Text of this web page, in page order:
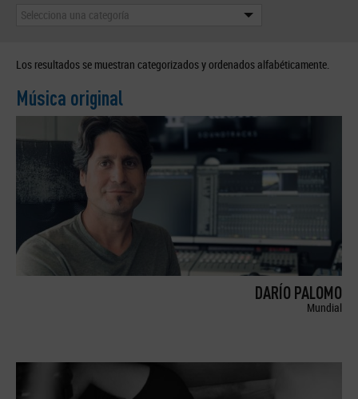
Selecciona una categoría
Los resultados se muestran categorizados y ordenados alfabéticamente.
Música original
DARÍO PALOMO
Mundial